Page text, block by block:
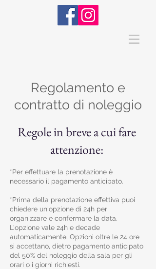
Regolamento e
contratto di noleggio
Regole in breve a cui fare
attenzione:
*Per effettuare la prenotazione è
necessario il pagamento anticipato.
*Prima della prenotazione effettiva puoi
chiedere un'opzione di 24h per
organizzare e confermare la data.
L'opzione vale 24h e decade
automaticamente. Opzioni oltre le 24 ore
si accettano, dietro pagamento anticipato
del 50% del noleggio della sala per gli
orari o i giorni richiesti.